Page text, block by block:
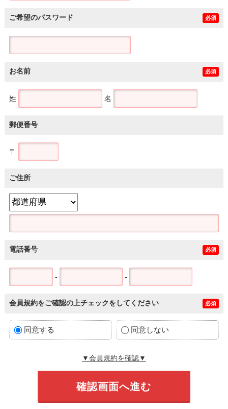
ご希望のパスワード 必須
お名前 必須
姓 名
郵便番号
〒
ご住所
電話番号 必須
- -
会員規約をご確認の上チェックをしてください 必須
同意する 同意しない
▼会員規約を確認▼